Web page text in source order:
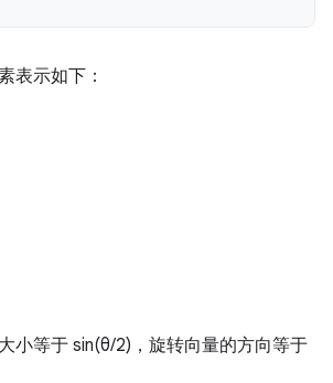
表示如下：
小等于 sin(θ/2)，旋转向量的方向等于